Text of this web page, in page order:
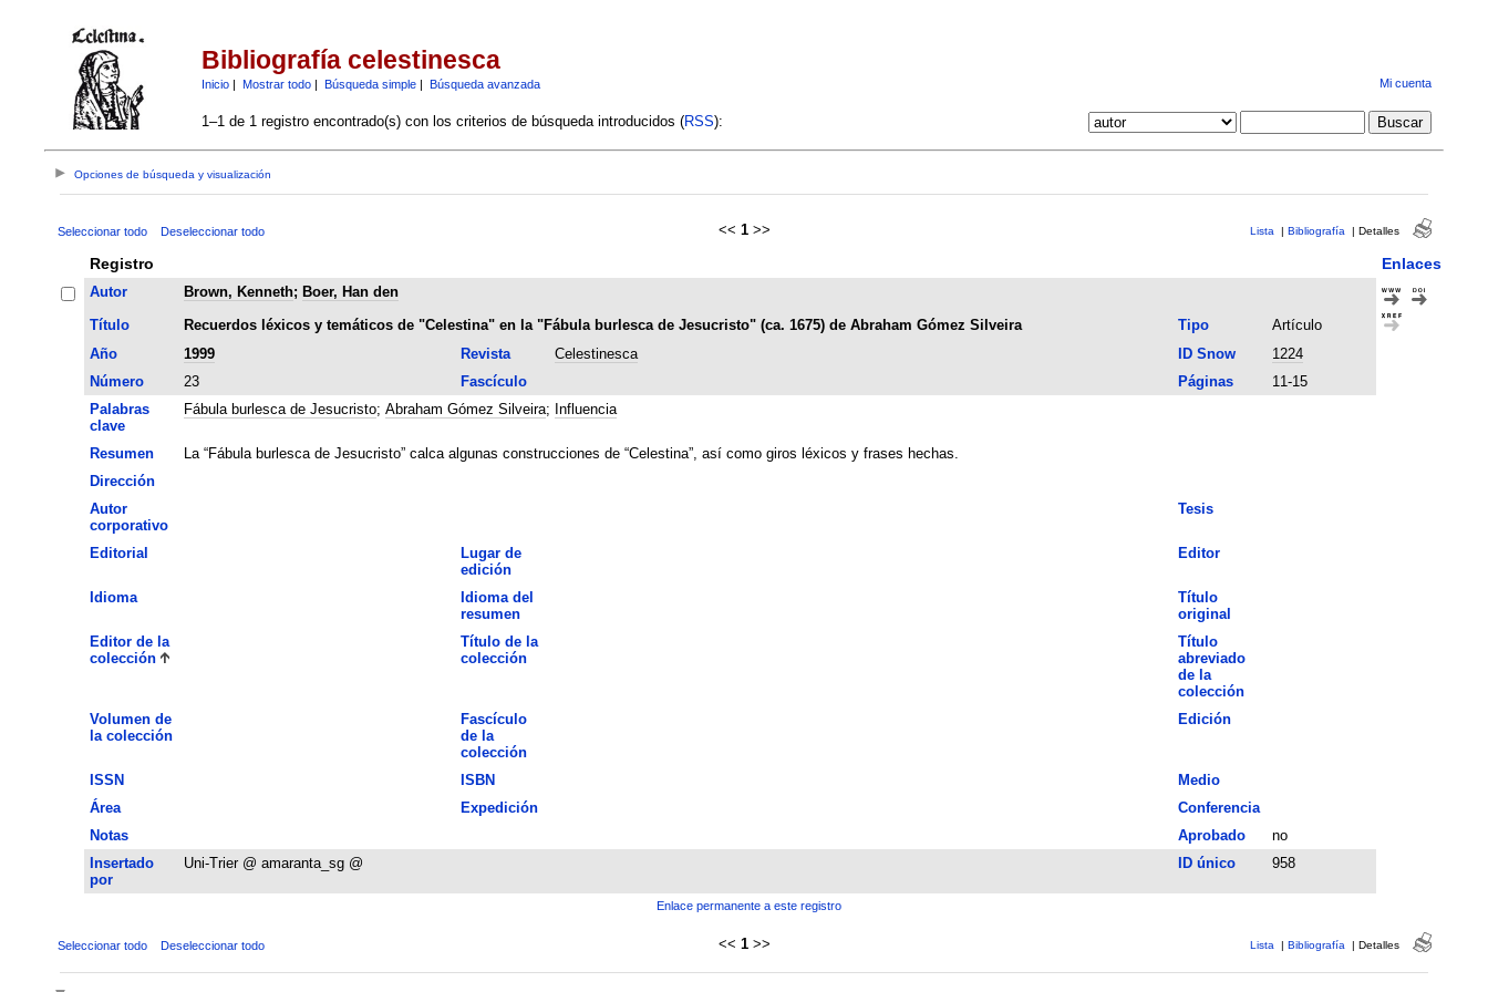
Bibliografía celestinesca
Inicio| Mostrar todo| Búsqueda simple| Búsqueda avanzada Mi cuenta
1–1 de 1 registro encontrado(s) con los criterios de búsqueda introducidos (RSS):
Opciones de búsqueda y visualización
Seleccionar todo Deseleccionar todo << 1 >> Lista | Bibliografía | Detalles
Registro Enlaces
Autor Brown, Kenneth; Boer, Han den
Título
Recuerdos léxicos y temáticos de "Celestina" en la "Fábula burlesca de Jesucristo" (ca. 1675) de Abraham Gómez Silveira Tipo
Artículo
Año
1999 Revista Celestinesca ID Snow
1224
Número
23 Fascículo Páginas
11-15
Palabras
clave
Fábula burlesca de Jesucristo; Abraham Gómez Silveira; Influencia
Resumen
La “Fábula burlesca de Jesucristo” calca algunas construcciones de “Celestina”, así como giros léxicos y frases hechas.
Dirección
Autor
corporativo
Tesis
Editorial
Lugar de
edición
Editor
Idioma
Idioma del
resumen
Título
original
Editor de la
colección
Título de la
colección
Título
abreviado
de la
colección
Volumen de
la colección
Fascículo
de la
colección
Edición
ISSN ISBN
Medio
Área
Expedición
Conferencia
Notas
Aprobado
no
Insertado
por
Uni-Trier @ amaranta_sg @ ID único 958
Enlace permanente a este registro
Seleccionar todo Deseleccionar todo << 1 >> Lista | Bibliografía | Detalles